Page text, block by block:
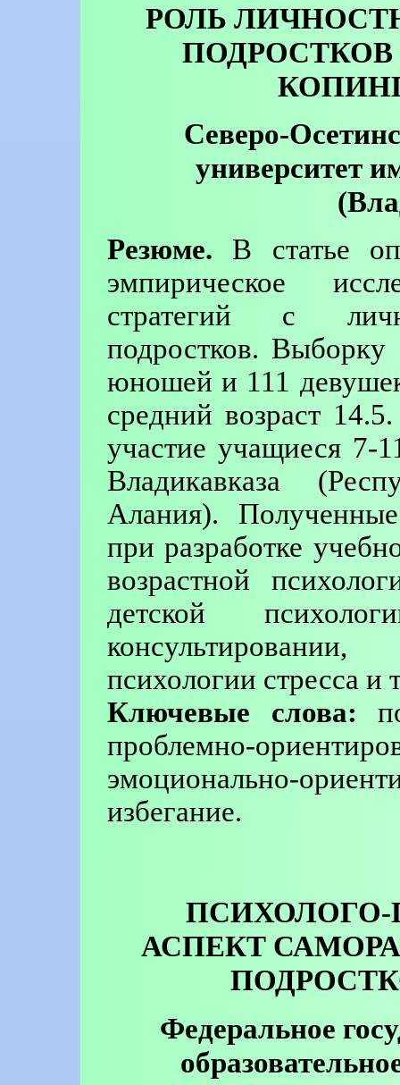
РОЛЬ
Северо-
университет
Резюме. В статье
эмпирическое
стратегий с
подростков. Выборку
юношей и 111
средний возраст
участие учащиеся 7-
Владикавказа
Алания).
при разработке
возрастной
детской
психологии стресса и
Ключевые слова:
проблемно-
эмоционально-
избегание.
АСПЕКТ
Федеральное